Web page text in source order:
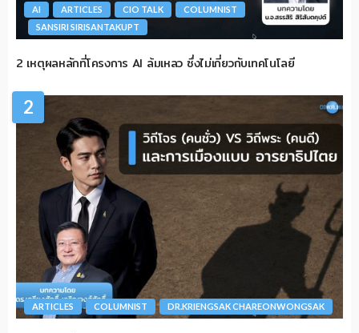
AI ARTICLES CIO TALK
COLUMNIST
SANSIRI SIRISANTAKUPT
2 เหตุผลหลักที่โครงการ AI ล้มเหลว ซึ่งไม่เกี่ยวกับเทคโนโลยี
2
ARTICLES COLUMNIST DR.KRIENGSAK CHAREONWONGSAK